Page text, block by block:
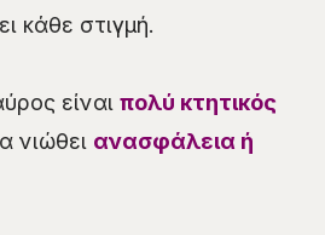
κάθε στιγμή.
είναι πολύ κτητικός
νιώθει ανασφάλεια ή